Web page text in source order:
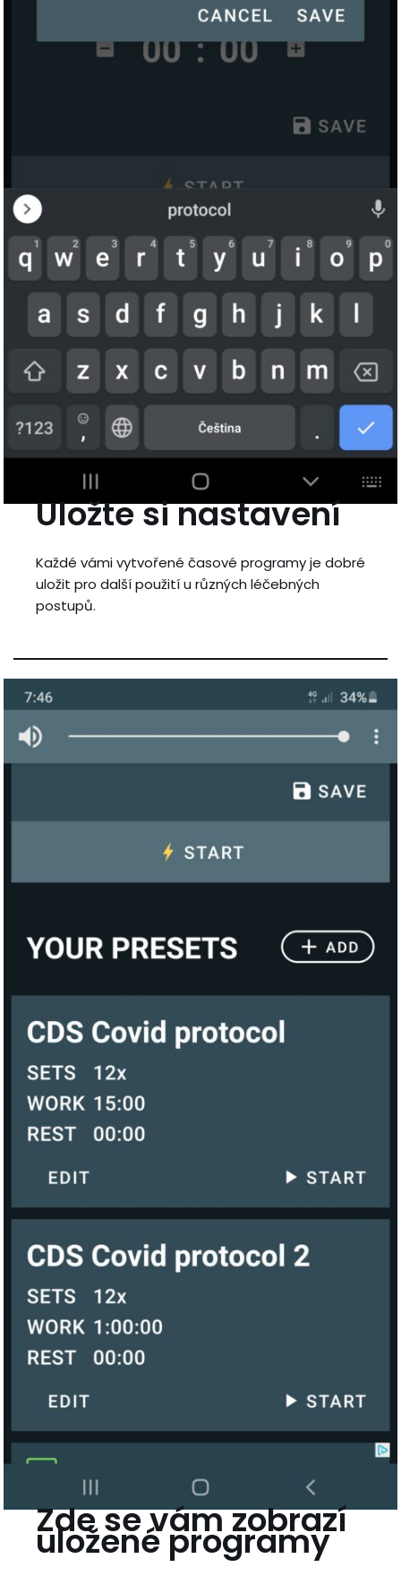
Uložte si nastavení
Každé vámi vytvořené časové programy je dobré
uložit pro další použití u různých léčebných
postupů.
Zde se vám zobrazí
uložené programy